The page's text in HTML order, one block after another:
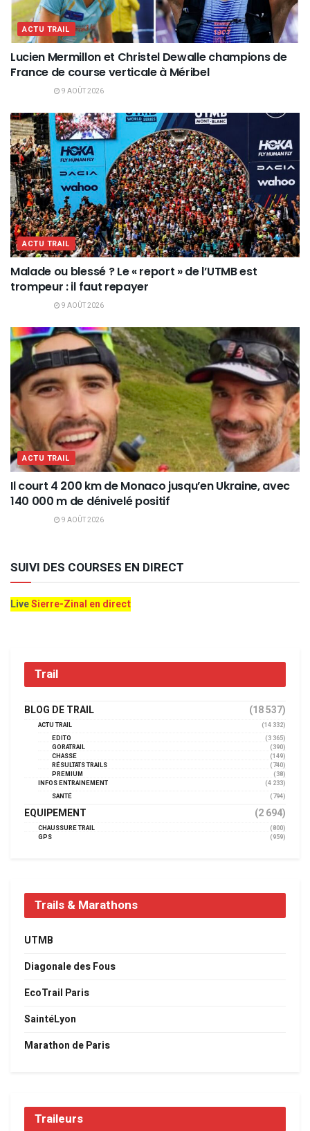
ACTU TRAIL
Lucien Mermillon et Christel Dewalle champions de
France de course verticale à Méribel
9 AOÛT 2026
ACTU TRAIL
Malade ou blessé ? Le « report » de l’UTMB est
trompeur : il faut repayer
9 AOÛT 2026
ACTU TRAIL
Il court 4 200 km de Monaco jusqu’en Ukraine, avec
140 000 m de dénivelé positif
9 AOÛT 2026
SUIVI DES COURSES EN DIRECT
LiveSierre-Zinal en direct
Trail
BLOG DE TRAIL (18 537)
ACTU TRAIL
(14 332)
EDITO
(3 365)
GORATRAIL
(390)
CHASSE
(149)
RÉSULTATS TRAILS
(740)
PREMIUM
(38)
INFOS ENTRAINEMENT
(4 233)
SANTÉ
(794)
EQUIPEMENT (2 694)
CHAUSSURE TRAIL
(800)
GPS
(959)
Trails & Marathons
UTMB
Diagonale des Fous
EcoTrail Paris
SaintéLyon
Marathon de Paris
Traileurs